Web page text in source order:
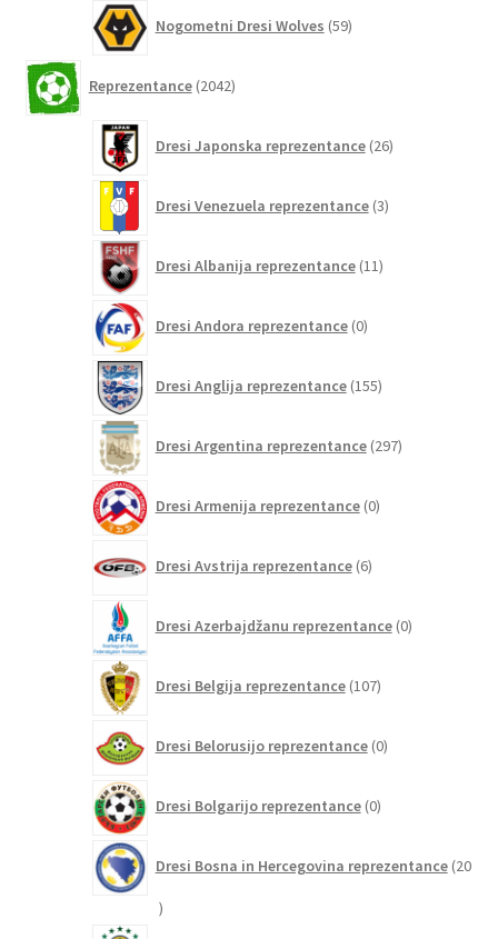
Nogometni Dresi Wolves 59izdelkov
Reprezentance 2042izdelkov
Dresi Japonska reprezentance 26izdelkov
Dresi Venezuela reprezentance 3izdelki
Dresi Albanija reprezentance 11izdelkov
Dresi Andora reprezentance 0izdelkov
Dresi Anglija reprezentance 155izdelkov
Dresi Argentina reprezentance 297izdelkov
Dresi Armenija reprezentance 0izdelkov
Dresi Avstrija reprezentance 6izdelkov
Dresi Azerbajdžanu reprezentance 0izdelkov
Dresi Belgija reprezentance 107izdelkov
Dresi Belorusijo reprezentance 0izdelkov
Dresi Bolgarijo reprezentance 0izdelkov
Dresi Bosna in Hercegovina reprezentance 20
20